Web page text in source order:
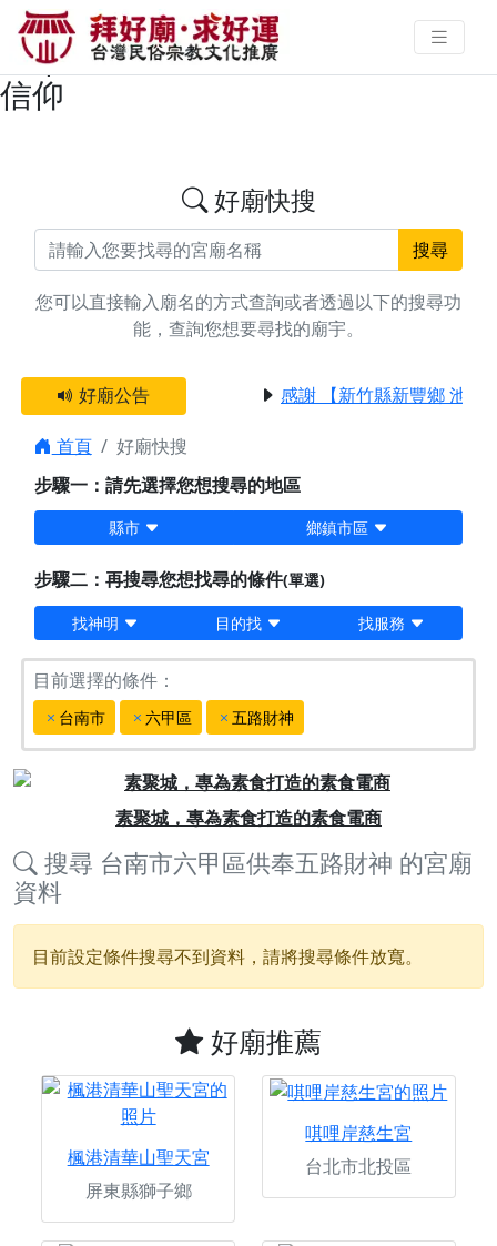
搜尋台南市六甲區五路財神廟宇資
料 | 拜好廟求好運 找到與您有緣的
信仰
好廟快搜
搜尋
您可以直接輸入廟名的方式查詢或者透過以下的搜尋功
能，查詢您想要尋找的廟宇。
好廟公告 感謝 【新竹縣新豐鄉 池和
首頁
好廟快搜
步驟一：請先選擇您想搜尋的地區
縣市 鄉鎮市區
步驟二：再搜尋您想找尋的條件(單選)
找神明 目的找 找服務
目前選擇的條件：
台南市 六甲區 五路財神
素聚城，專為素食打造的素食電商
Previous
搜尋 台南市六甲區供奉五路財神 的宮廟
資料
目前設定條件搜尋不到資料，請將搜尋條件放寬。
好廟推薦
楓港清華山聖天宮
屏東縣獅子鄉
唭哩岸慈生宮
台北市北投區